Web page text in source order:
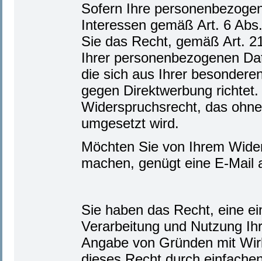
Sofern Ihre
Interessen gemäß Art. 6
Sie das Recht, gemäß Art.
Ihrer personenbezogenen
die sich aus Ihrer
gegen Direktwerbung
Widerspruchsrecht, das
umgesetzt wird.
Möchten Sie von Ihrem
machen, genügt eine E-Mail
Sie haben das Recht, eine
Verarbeitung und Nutzung
Angabe von Gründen mit